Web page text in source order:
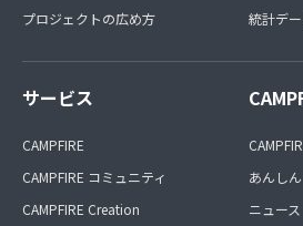
プロジェクトの広め方
統計デ
サービス
CAMPFIRE
CAMPFIRE コミュニティ
CAMPFIRE Creation
あんし
ニュース